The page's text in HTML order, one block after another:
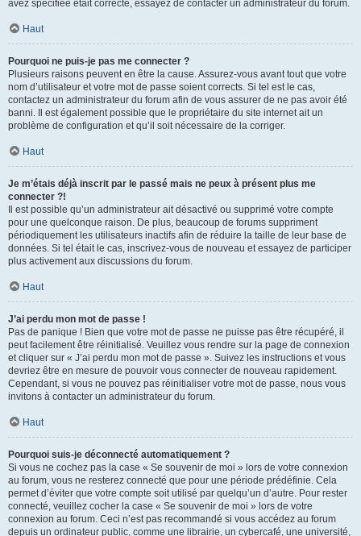
avez spécifiée était correcte, essayez de contacter un administrateur du forum.
Haut
Pourquoi ne puis-je pas me connecter ?
Plusieurs raisons peuvent en être la cause. Assurez-vous avant tout que votre
nom d’utilisateur et votre mot de passe soient corrects. Si tel est le cas,
contactez un administrateur du forum afin de vous assurer de ne pas avoir été
banni. Il est également possible que le propriétaire du site internet ait un
problème de configuration et qu’il soit nécessaire de la corriger.
Haut
Je m’étais déjà inscrit par le passé mais ne peux à présent plus me
connecter ?!
Il est possible qu’un administrateur ait désactivé ou supprimé votre compte
pour une quelconque raison. De plus, beaucoup de forums suppriment
périodiquement les utilisateurs inactifs afin de réduire la taille de leur base de
données. Si tel était le cas, inscrivez-vous de nouveau et essayez de participer
plus activement aux discussions du forum.
Haut
J’ai perdu mon mot de passe !
Pas de panique ! Bien que votre mot de passe ne puisse pas être récupéré, il
peut facilement être réinitialisé. Veuillez vous rendre sur la page de connexion
et cliquer sur « J’ai perdu mon mot de passe ». Suivez les instructions et vous
devriez être en mesure de pouvoir vous connecter de nouveau rapidement.
Cependant, si vous ne pouvez pas réinitialiser votre mot de passe, nous vous
invitons à contacter un administrateur du forum.
Haut
Pourquoi suis-je déconnecté automatiquement ?
Si vous ne cochez pas la case « Se souvenir de moi » lors de votre connexion
au forum, vous ne resterez connecté que pour une période prédéfinie. Cela
permet d’éviter que votre compte soit utilisé par quelqu’un d’autre. Pour rester
connecté, veuillez cocher la case « Se souvenir de moi » lors de votre
connexion au forum. Ceci n’est pas recommandé si vous accédez au forum
depuis un ordinateur public, comme une librairie, un cybercafé, une université,